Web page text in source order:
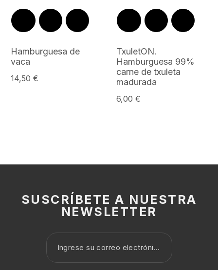
Hamburguesa de
vaca
14,50 €
TxuletON.
Hamburguesa 99%
carne de txuleta
madurada
6,00 €
SUSCRÍBETE A NUESTRA
NEWSLETTER